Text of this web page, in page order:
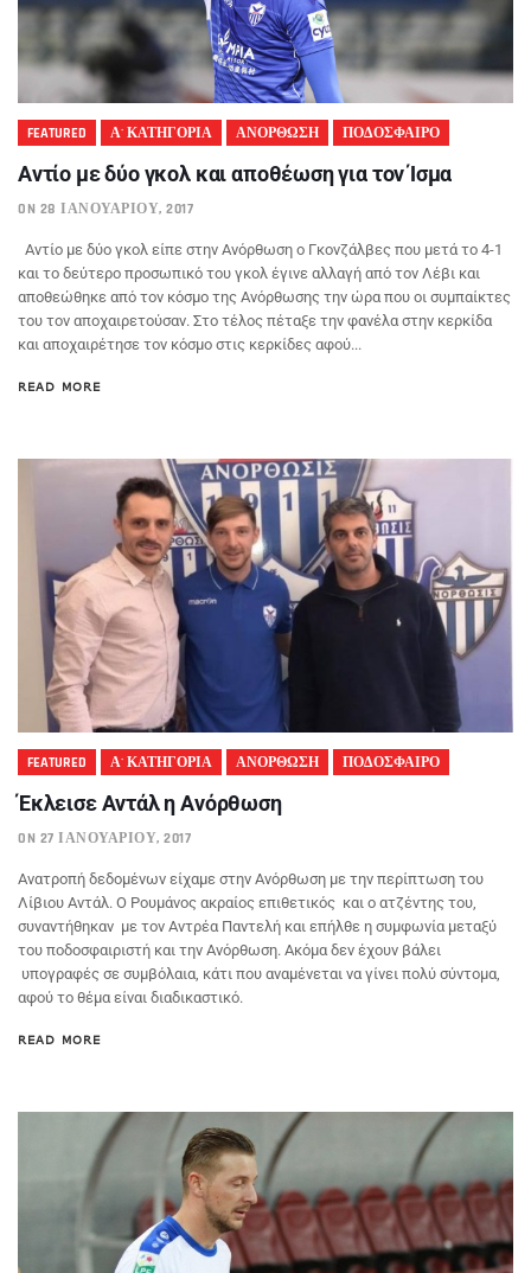
FEATURED Α' ΚΑΤΗΓΟΡΙΑ ΑΝΟΡΘΩΣΗ ΠΟΔΟΣΦΑΙΡΟ
Αντίο με δύο γκολ και αποθέωση για τον Ίσμα
ON 28 ΙΑΝΟΥΑΡΊΟΥ, 2017
Αντίο με δύο γκολ είπε στην Ανόρθωση ο Γκονζάλβες που μετά το 4-1
και το δεύτερο προσωπικό του γκολ έγινε αλλαγή από τον Λέβι και
αποθεώθηκε από τον κόσμο της Ανόρθωσης την ώρα που οι συμπαίκτες
του τον αποχαιρετούσαν. Στο τέλος πέταξε την φανέλα στην κερκίδα
και αποχαιρέτησε τον κόσμο στις κερκίδες αφού...
READ MORE
FEATURED Α' ΚΑΤΗΓΟΡΙΑ ΑΝΟΡΘΩΣΗ ΠΟΔΟΣΦΑΙΡΟ
Έκλεισε Αντάλ η Ανόρθωση
ON 27 ΙΑΝΟΥΑΡΊΟΥ, 2017
Ανατροπή δεδομένων είχαμε στην Ανόρθωση με την περίπτωση του
Λίβιου Αντάλ. Ο Ρουμάνος ακραίος επιθετικός και ο ατζέντης του,
συναντήθηκαν με τον Αντρέα Παντελή και επήλθε η συμφωνία μεταξύ
του ποδοσφαιριστή και την Ανόρθωση. Ακόμα δεν έχουν βάλει
υπογραφές σε συμβόλαια, κάτι που αναμένεται να γίνει πολύ σύντομα,
αφού το θέμα είναι διαδικαστικό.
READ MORE